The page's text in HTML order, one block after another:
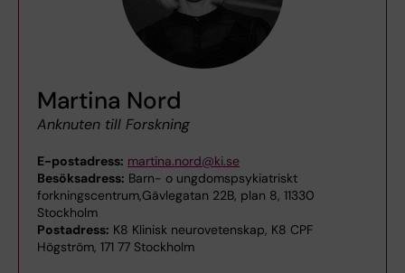
Martina Nord
Anknuten till Forskning
E-postadress: martina.nord@ki.se
Besöksadress: Barn- o ungdomspsykiatriskt
forkningscentrum,Gävlegatan 22B, plan 8, 11330
Stockholm
Postadress: K8 Klinisk neurovetenskap, K8 CPF
Högström, 171 77 Stockholm